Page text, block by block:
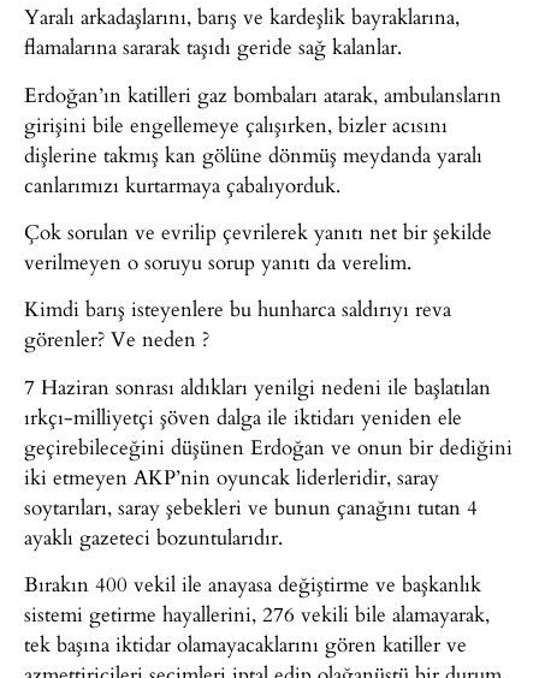
Yaralı arkadaşlarını, barış ve kardeşlik bayraklarına,
flamalarına sararak taşıdı geride sağ kalanlar.
Erdoğan’ın katilleri gaz bombaları atarak, ambulansların
girişini bile engellemeye çalışırken, bizler acısını
dişlerine takmış kan gölüne dönmüş meydanda yaralı
canlarımızı kurtarmaya çabalıyorduk.
Çok sorulan ve evrilip çevrilerek yanıtı net bir şekilde
verilmeyen o soruyu sorup yanıtı da verelim.
Kimdi barış isteyenlere bu hunharca saldırıyı reva
görenler? Ve neden ?
7 Haziran sonrası aldıkları yenilgi nedeni ile başlatılan
ırkçı-milliyetçi şöven dalga ile iktidarı yeniden ele
geçirebileceğini düşünen Erdoğan ve onun bir dediğini
iki etmeyen AKP’nin oyuncak liderleridir, saray
soytarıları, saray şebekleri ve bunun çanağını tutan 4
ayaklı gazeteci bozuntularıdır.
Bırakın 400 vekil ile anayasa değiştirme ve başkanlık
sistemi getirme hayallerini, 276 vekili bile alamayarak,
tek başına iktidar olamayacaklarını gören katiller ve